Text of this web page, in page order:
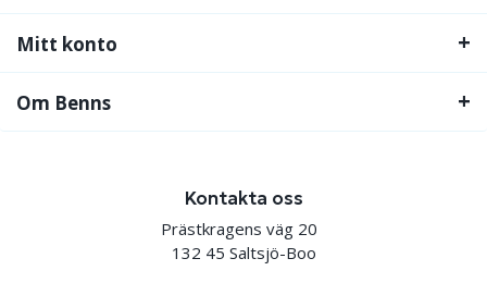
Mitt konto
Om Benns
Kontakta oss
Prästkragens väg 20
132 45 Saltsjö-Boo